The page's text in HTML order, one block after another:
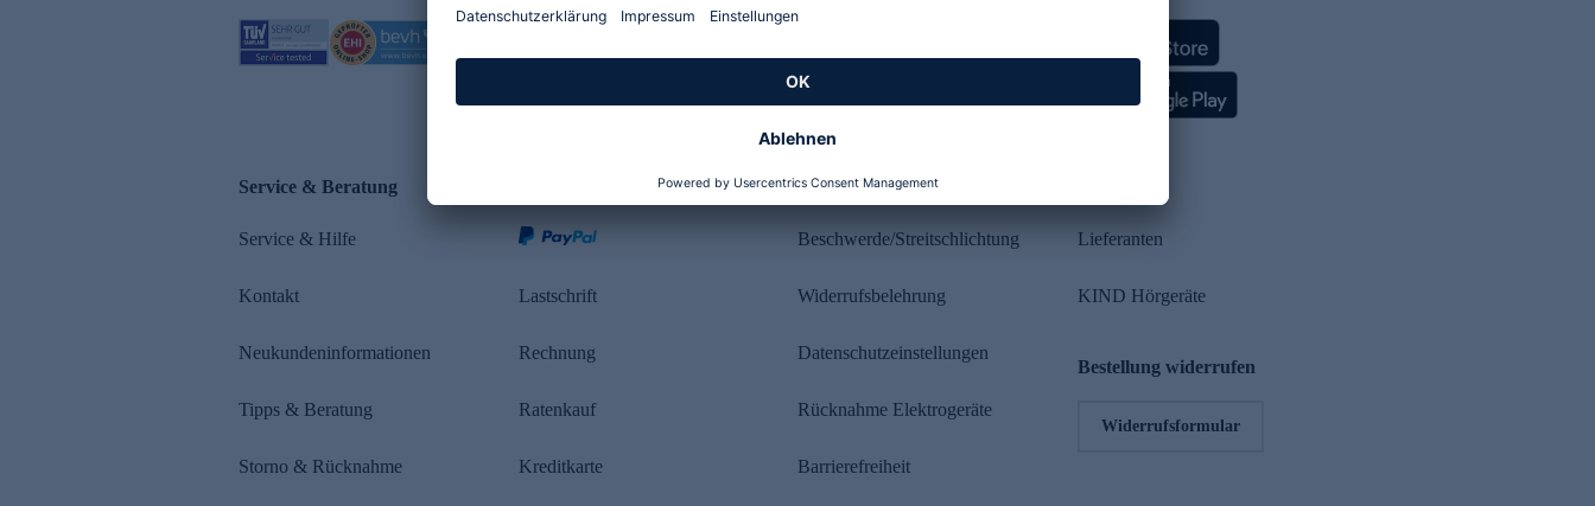
Service & Beratung
Service & Hilfe
Kontakt
Neukundeninformationen
Tipps & Beratung
Storno & Rücknahme
Lastschrift
Rechnung
Ratenkauf
Kreditkarte
Rechtliches
Beschwerde/Streitschlichtung
Widerrufsbelehrung
Datenschutzeinstellungen
Rücknahme Elektrogeräte
Barrierefreiheit
Lieferanten
KIND Hörgeräte
Bestellung widerrufen
Widerrufsformular